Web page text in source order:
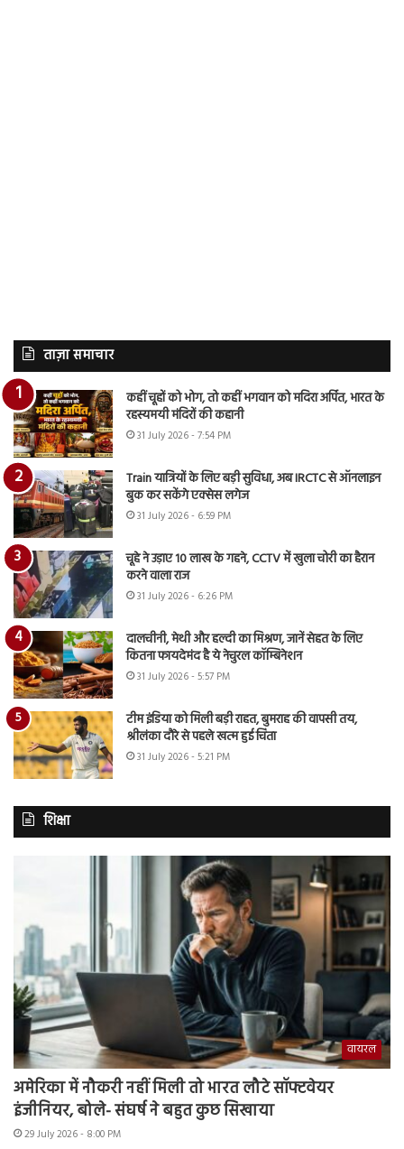
ताज़ा समाचार
कहीं चूहों को भोग, तो कहीं भगवान को मदिरा अर्पित, भारत के
रहस्यमयी मंदिरों की कहानी
31 July 2026 - 7:54 PM
Train यात्रियों के लिए बड़ी सुविधा, अब IRCTC से ऑनलाइन
बुक कर सकेंगे एक्सेस लगेज
31 July 2026 - 6:59 PM
चूहे ने उड़ाए 10 लाख के गहने, CCTV में खुला चोरी का हैरान
करने वाला राज
31 July 2026 - 6:26 PM
दालचीनी, मेथी और हल्दी का मिश्रण, जानें सेहत के लिए
कितना फायदेमंद है ये नेचुरल कॉम्बिनेशन
31 July 2026 - 5:57 PM
टीम इंडिया को मिली बड़ी राहत, बुमराह की वापसी तय,
श्रीलंका दौरे से पहले खत्म हुई चिंता
31 July 2026 - 5:21 PM
शिक्षा
वायरल
अमेरिका में नौकरी नहीं मिली तो भारत लौटे सॉफ्टवेयर
इंजीनियर, बोले- संघर्ष ने बहुत कुछ सिखाया
29 July 2026 - 8:00 PM